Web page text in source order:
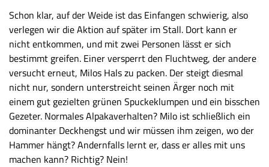
Schon klar, auf der Weide ist das Einfangen schwierig, also
verlegen wir die Aktion auf später im Stall. Dort kann er
nicht entkommen, und mit zwei Personen lässt er sich
bestimmt greifen. Einer versperrt den Fluchtweg, der andere
versucht erneut, Milos Hals zu packen. Der steigt diesmal
nicht nur, sondern unterstreicht seinen Ärger noch mit
einem gut gezielten grünen Spuckeklumpen und ein bisschen
Gezeter. Normales Alpakaverhalten? Milo ist schließlich ein
dominanter Deckhengst und wir müssen ihm zeigen, wo der
Hammer hängt? Andernfalls lernt er, dass er alles mit uns
machen kann? Richtig? Nein!